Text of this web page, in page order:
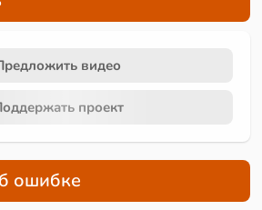
видео
проект
ошибке